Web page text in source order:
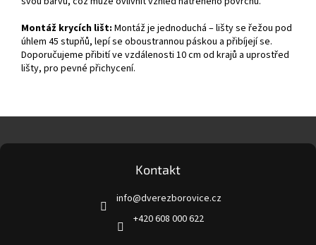
Montáž krycích lišt: Montáž je jednoduchá – lišty se řežou pod
úhlem 45 stupňů, lepí se oboustrannou páskou a přibíjejí se.
Doporučujeme přibití ve vzdálenosti 10 cm od krajů a uprostřed
lišty, pro pevné přichycení.
Kontakt
info@dverezborovice.cz
+420 608 000 622